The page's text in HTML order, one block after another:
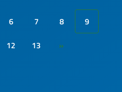
6 7 8
9
12 13 »